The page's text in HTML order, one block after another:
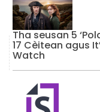
Tha seusan 5
17 Cèitean agus
Watch